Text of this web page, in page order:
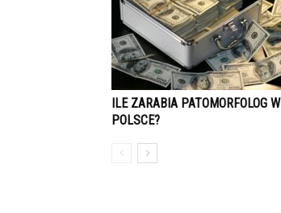
ILE ZARABIA PATOMORFOLOG W
POLSCE?